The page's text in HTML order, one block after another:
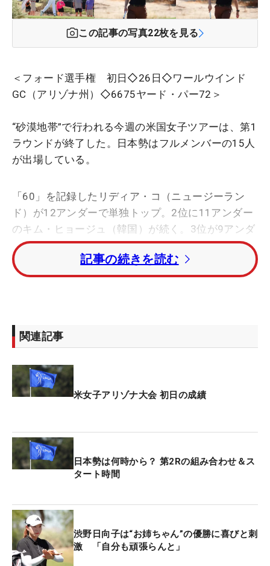
この記事の写真22枚を見る
＜フォード選手権 初日◇26日◇ワールウインド
GC（アリゾナ州）◇6675ヤード・パー72＞
“砂漠地帯”で行われる今週の米国女子ツアーは、第1
ラウンドが終了した。日本勢はフルメンバーの15人
が出場している。
「60」を記録したリディア・コ（ニュージーラン
ド）が12アンダーで単独トップ。2位に11アンダー
のキム・ヒョージュ（韓国）が続く。3位が9アンダ
ーのネリー・コルダ（米国）と、初日から激しいバ
ーディ合戦が繰り広げられている。
アンダー・6位タイで滑り出し。櫻井心那、岩井明
愛、竹田麗央も6アンダー・10位タイと上々のスタ
古江彩佳、吉田優利は5アンダー・22位タイ。畑岡
く。西郷真央、山下美夢有は1アンダー・92位タイ
で初日を終えた。
日向子は5オーバー・142位タイと大きく出遅れた。
記事の続きを読む
関連記事
米女子アリゾナ大会 初日の成績
日本勢は何時から？ 第2Rの組み合わせ＆ス
タート時間
渋野日向子は“お姉ちゃん”の優勝に喜びと刺
激 「自分も頑張らんと」